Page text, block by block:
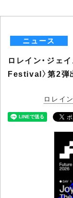
ニュース
ロレイン・ジェ
Festival〉第2弾
ロレイ